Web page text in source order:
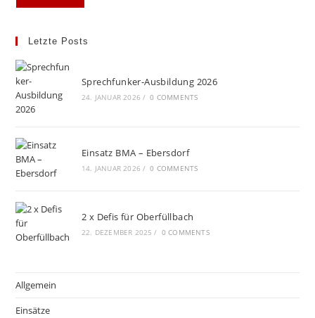
Letzte Posts
Sprechfunker-Ausbildung 2026
24. JANUAR 2026 / 0 COMMENTS
Einsatz BMA – Ebersdorf
14. JANUAR 2026 / 0 COMMENTS
2 x Defis für Oberfüllbach
22. DEZEMBER 2025 / 0 COMMENTS
Allgemein
Einsätze